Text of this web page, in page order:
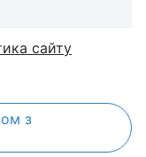
сайту
з